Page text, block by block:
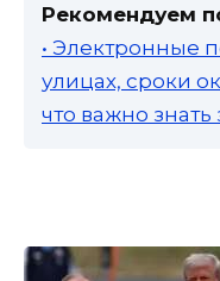
Рекомендуем
• Электронные
улицах, сроки
что важно